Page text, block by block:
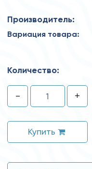
Производитель:
Вариация товара:
Количество:
- +
Купить